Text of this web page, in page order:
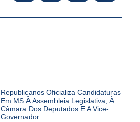
Republicanos Oficializa Candidaturas
Em MS À Assembleia Legislativa, À
Câmara Dos Deputados E A Vice-
Governador